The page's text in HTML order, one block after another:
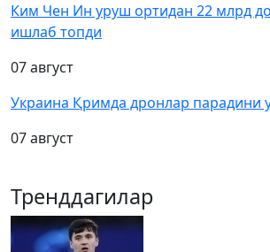
Ким Чен Ин уруш ортидан 22 млрд
ишлаб топди
07 август
Украина Қримда дронлар парадини
07 август
Тренддагилар